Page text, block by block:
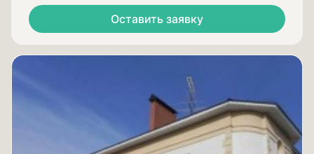
Оставить заявку